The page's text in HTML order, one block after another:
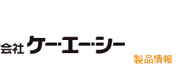
製品情報